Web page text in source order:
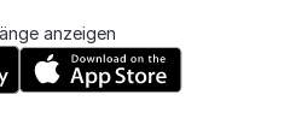
anzeigen